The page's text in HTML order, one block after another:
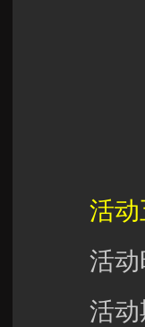
活动
活动时
活动期